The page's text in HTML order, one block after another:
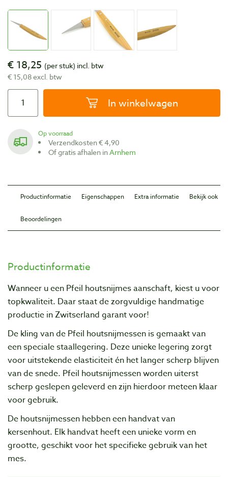
€ 18,25 (per stuk) incl. btw
€ 15,08 excl. btw
In winkelwagen
Op voorraad
Verzendkosten € 4,90
Of gratis afhalen inArnhem
Productinformatie Eigenschappen Extra informatie Bekijk ook
Beoordelingen
Productinformatie
Wanneer u een Pfeil houtsnijmes aanschaft, kiest u voor
topkwaliteit. Daar staat de zorgvuIdige handmatige
productie in Zwitserland garant voor!
De kling van de Pfeil houtsnijmessen is gemaakt van
een speciale staallegering. Deze unieke legering zorgt
voor uitstekende elasticiteit én het langer scherp blijven
van de snede. Pfeil houtsnijmessen worden uiterst
scherp geslepen geleverd en zijn hierdoor meteen klaar
voor gebruik.
De houtsnijmessen hebben een handvat van
kersenhout. Elk handvat heeft een unieke vorm en
grootte, geschikt voor het specifieke gebruik van het
mes.